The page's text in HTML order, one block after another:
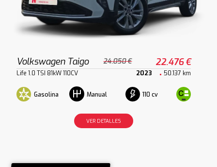
Volkswagen Taigo 24.050 € 22.476 €
Life 1.0 TSI 81kW 110CV 2023 50.137 km
Gasolina Manual 110 cv
VER DETALLES